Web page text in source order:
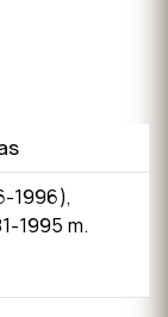
1996),
1995 m.